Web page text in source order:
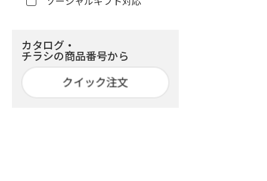
カタログ・
チラシの商品番号から